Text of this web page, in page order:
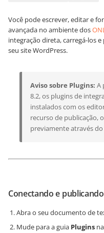
Você pode escrever, editar e
avançada no ambiente dos
integração direta, carregá-los
seu site WordPress.
Aviso sobre Plugins: A
8.2, os plugins de
instalados com os
recurso de publicação,
previamente através do
Conectando e
Abra o seu documento de
Mude para a guia Plugins